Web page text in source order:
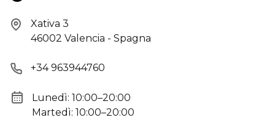
Xativa 3
46002 Valencia - Spagna
+34 963944760
Lunedì: 10:00–20:00
Martedì: 10:00–20:00